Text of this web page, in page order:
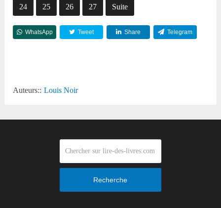
24 25 26 27 Suite
WhatsApp Tweet Share Telegram
Auteurs:: Louis Noir
Recherche